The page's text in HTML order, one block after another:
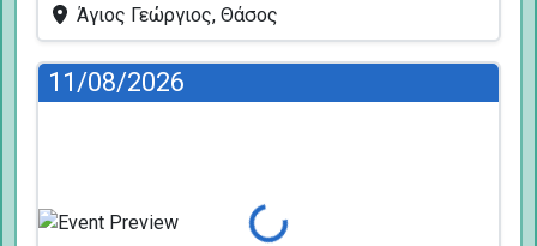
Άγιος Γεώργιος, Θάσος
11/08/2026
Φόρτωση...